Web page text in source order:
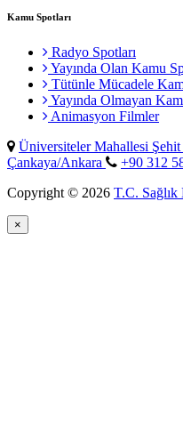
Kamu Spotları
Radyo Spotları
Yayında Olan Kamu
Tütünle Mücadele
Yayında Olmayan
Animasyon Filmler
Üniversiteler Mahallesi
Çankaya/Ankara
+90 312
Copyright © 2026 T.C. Sağlık
×